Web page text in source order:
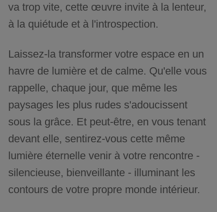
va trop vite, cette œuvre invite à la lenteur,
à la quiétude et à l'introspection.
Laissez-la transformer votre espace en un
havre de lumière et de calme. Qu'elle vous
rappelle, chaque jour, que même les
paysages les plus rudes s'adoucissent
sous la grâce. Et peut-être, en vous tenant
devant elle, sentirez-vous cette même
lumière éternelle venir à votre rencontre -
silencieuse, bienveillante - illuminant les
contours de votre propre monde intérieur.